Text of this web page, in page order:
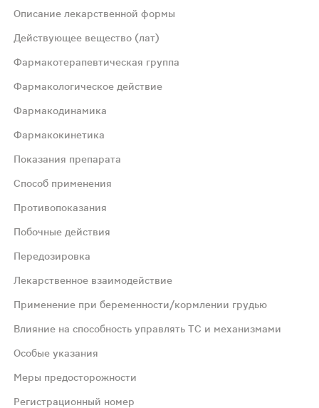
на одной стороне и "Pfizer" - на другой.
тракте (ЖКТ): (абсорбция составляет около 81
функции печени. Возраст до 18 лет (данные
о случаях серьезных сердечно-сосудистых
Описание лекарственной формы
Действующее вещество (лат)
Фармакотерапевтическая группа
Фармакологическое действие
Фармакодинамика
Фармакокинетика
Показания препарата
Способ применения
Противопоказания
Побочные действия
Передозировка
Лекарственное взаимодействие
Применение при беременности/кормлении грудью
Влияние на способность управлять ТС и механизмами
Особые указания
Меры предосторожности
Регистрационный номер